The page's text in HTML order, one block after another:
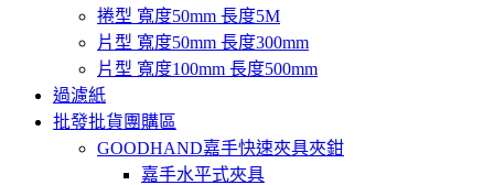
捲型 寬度50mm 長度5M
片型 寬度50mm 長度300mm
片型 寬度100mm 長度500mm
過濾紙
批發批貨團購區
GOODHAND嘉手快速夾具夾鉗
嘉手水平式夾具